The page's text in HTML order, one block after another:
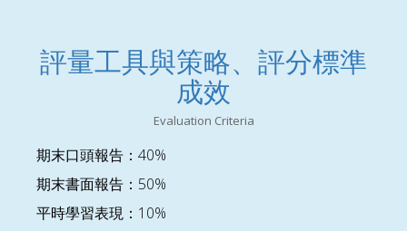
評量工具與策略、評分標準
成效
Evaluation Criteria
期末口頭報告：40%
期末書面報告：50%
平時學習表現：10%